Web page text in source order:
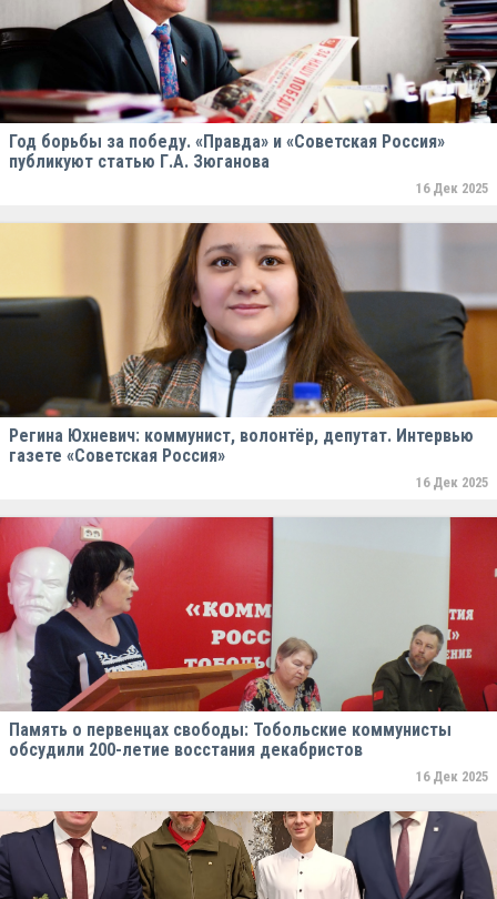
Год борьбы за победу. «Правда» и «Советская Россия»
публикуют статью Г.А. Зюганова
16 Дек 2025
Регина Юхневич: коммунист, волонтёр, депутат. Интервью
газете «Советская Россия»
16 Дек 2025
Память о первенцах свободы: Тобольские коммунисты
обсудили 200-летие восстания декабристов
16 Дек 2025